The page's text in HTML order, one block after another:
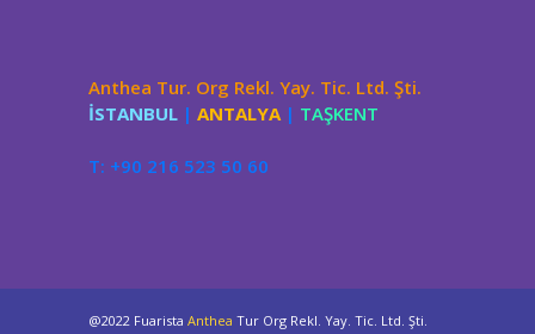
Anthea Tur. Org Rekl. Yay. Tic. Ltd. Şti.
İSTANBUL | ANTALYA | TAŞKENT
T: +90 216 523 50 60
@2022 Fuarista Anthea Tur Org Rekl. Yay. Tic. Ltd. Şti.